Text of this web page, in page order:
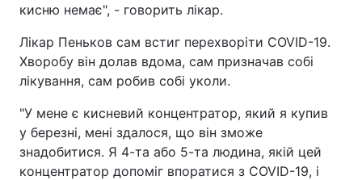
кисню немає", - говорить лікар.
Лікар Пеньков сам встиг перехворіти COVID-19.
Хворобу він долав вдома, сам призначав собі
лікування, сам робив собі уколи.
"У мене є кисневий концентратор, який я купив
у березні, мені здалося, що він зможе
знадобитися. Я 4-та або 5-та людина, якій цей
концентратор допоміг впоратися з COVID-19, і